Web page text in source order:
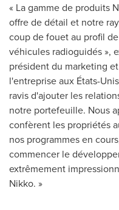
« La gamme de produits
offre de détail et notre
coup de fouet au profil
véhicules radioguidés »,
président du marketing
l'entreprise aux États-
ravis d'ajouter les
notre portefeuille. Nous
confèrent les propriétés
nos programmes en
commencer le
extrêmement
Nikko. »